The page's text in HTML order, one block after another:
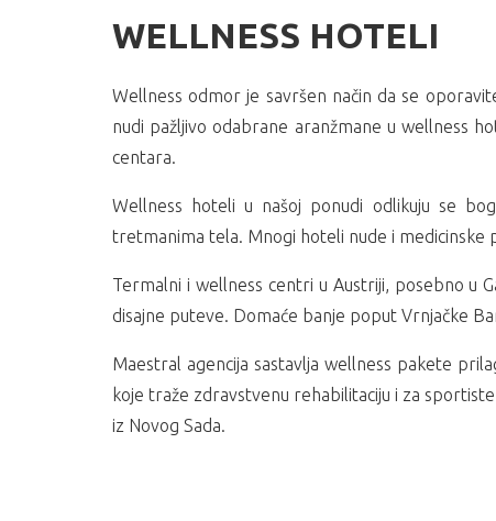
WELLNESS HOTELI
Wellness odmor je savršen način da se
nudi pažljivo odabrane aranžmane u wellness
centara.
Wellness hoteli u našoj ponudi odlikuju se
tretmanima tela. Mnogi hoteli nude i
Termalni i wellness centri u Austriji, posebno u
disajne puteve. Domaće banje poput Vrnjačke
Maestral agencija sastavlja wellness pakete
koje traže zdravstvenu rehabilitaciju i za
iz Novog Sada.